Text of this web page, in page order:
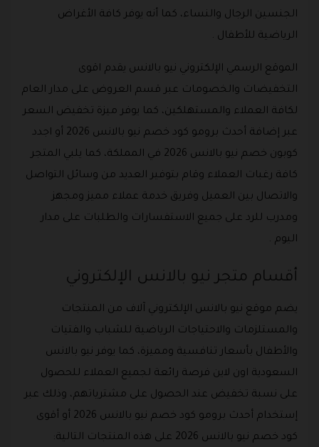
الجنسين الرجال والنساء، كما أنه يوفر كافة الأغراض
الرياضية للأطفال .
الموقع الرسمي الإلكتروني نيو بالانس يقدم اقوى
التخفيضات والخصومات عبر قسم العروض على مدار العام
لكافة العملاء والمستهلكين، كما يوفر ميزة تخفيض السعر
عبر إضافة أحدث برومو كود خصم نيو بالانس 2026 أو اجدد
كوبون خصم نيو بالانس 2026 في المملكة، كما يلبي المتجر
كافة رغبات العملاء وقام بتوفير العديد من وسائل التواصل
والاتصال بين العميل وفريق خدمة عملاء مميز ومجهز
ومدرب للرد على جميع الاستفسارات والطلبات على مدار
اليوم .
أقسام متجر نيو بالانس الإلكتروني
يضم موقع نيو بالانس الإلكتروني آلاف من المنتجات
والمستلزمات والاحتياجات الرياضية للشباب والفتيات
والأطفال بأسعار تنافسية ومميزة، كما يوفر نيو بالانس
السعودية اون لاين فرصة رائعة لجميع العملاء للحصول
على نسبة تخفيض عند الحصول على مشترياتهم، وذلك عبر
إستخدام أحدث برومو كود خصم نيو بالانس 2026 أو أقوى
كود خصم نيو بالانس 2026 على هذه المنتجات التالية: